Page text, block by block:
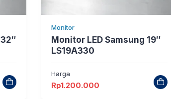
Monitor
Monitor LED Samsung 19″
LS19A330
Harga
Rp1.200.000